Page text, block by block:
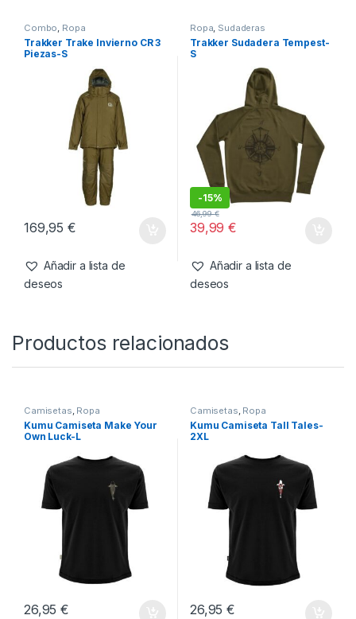
Combo, Ropa
Trakker Trake Invierno CR 3
Piezas-S
169,95€
Añadir a lista de
deseos
Ropa, Sudaderas
Trakker Sudadera Tempest-
S
-15%
39,99€
46,99€
Añadir a lista de
deseos
Productos relacionados
Camisetas, Ropa
Kumu Camiseta Make Your
Own Luck-L
26,95€
Camisetas, Ropa
Kumu Camiseta Tall Tales-
2XL
26,95€